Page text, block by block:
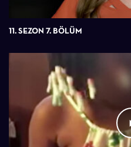
11. SEZON 7. BÖLÜM